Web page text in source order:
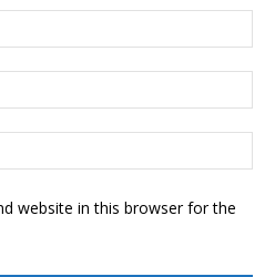
website in this browser for the